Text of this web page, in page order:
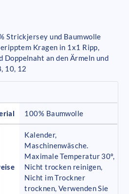
Strickjersey und Baumwolle
Kragen in 1x1 Ripp,
Doppelnaht an den Ärmeln und
10, 12
100% Baumwolle
Kalender,
Maschinenwäsche.
Maximale Temperatur 30º,
Nicht trocken reinigen,
Nicht im Trockner
trocknen, Verwenden Sie